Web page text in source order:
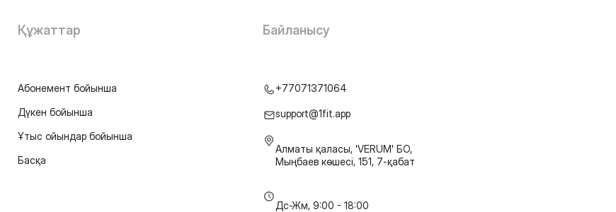
Құжаттар
Абонемент бойынша
Дүкен бойынша
Ұтыс ойындар бойынша
Басқа
Байланысу
+77071371064
support@1fit.app
Алматы қаласы, 'VERUM' БО,
Мыңбаев көшесі, 151, 7-қабат
Дс-Жм, 9:00 - 18:00